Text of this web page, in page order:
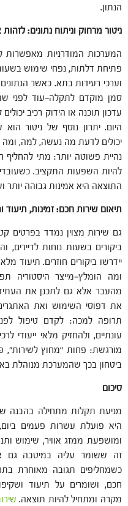
הנתון.
ניטור מרחוק וניתוח נתונים:
המערכות המודרניות
פתיחת דלתות, נפחי שימוש
וערכי רעידות בתא. כאשר
סמן מוקדם לתקלה—עוד לפני
עדכון תוכנה או הידוק רכיב
היום. יתרון נוסף של ניטור
יכולים לדעת מה נעשה, למה,
נהיית פשוטה יותר: מתי להחליף
להיות השפעות התקציב.
התוצאה היא אמינות גבוהה יותר
תיאום שירות חכם: זמינות,
גם שירות מצוין נמדד בפרטים
ביקורים בשעות נוחות לדיירים,
יידרשו ביקורים חוזרים. תיעוד
ומה הומלץ—מייצר
מהעבר אלא גם לתכנן את
את דפוסי השימוש ואת האתגרים
תרופה למכה: לקדם טיפול
עונתיים, ולהחזיק מלאי ייעודי
מורגשת: פחות “מחוץ לשירות”,
ביטחון בכך שהמערכת מנוהלת
סיכום
מניעת תקלות מתחילה בהבנה
היא פועלת עשרות פעמים
ומושפעת ממזג אוויר, שימוש
זה ששומר עליה במיטבה גם
כשמחליפים תגובה מאוחרת
חכם, ושומרים על תיעוד
מקרה ומתחיל להיות תוצאה.